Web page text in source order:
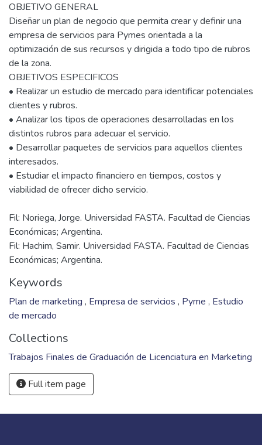
OBJETIVO GENERAL
Diseñar un plan de negocio que permita crear y definir una
empresa de servicios para Pymes orientada a la
optimización de sus recursos y dirigida a todo tipo de rubros
de la zona.
OBJETIVOS ESPECIFICOS
• Realizar un estudio de mercado para identificar potenciales
clientes y rubros.
• Analizar los tipos de operaciones desarrolladas en los
distintos rubros para adecuar el servicio.
• Desarrollar paquetes de servicios para aquellos clientes
interesados.
• Estudiar el impacto financiero en tiempos, costos y
Fil: Noriega, Jorge. Universidad FASTA. Facultad de Ciencias
Económicas; Argentina.
Fil: Hachim, Samir. Universidad FASTA. Facultad de Ciencias
Económicas; Argentina.
Keywords
Plan de marketing , Empresa de servicios , Pyme , Estudio
de mercado
Collections
Trabajos Finales de Graduación de Licenciatura en Marketing
Full item page